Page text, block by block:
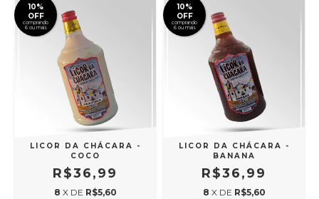
10%
OFF
comprando
6 ou mais
LICOR DA CHÁCARA -
COCO
R$36,99
8 X DE R$5,60
10%
OFF
comprando
6 ou mais
LICOR DA CHÁCARA -
BANANA
R$36,99
8 X DE R$5,60